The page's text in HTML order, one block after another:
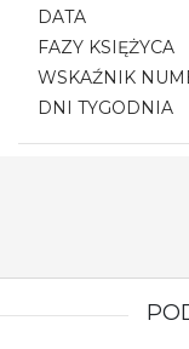
DATA
FAZY KSIĘŻYCA
WSKAŹNIK
DNI TYGODNIA